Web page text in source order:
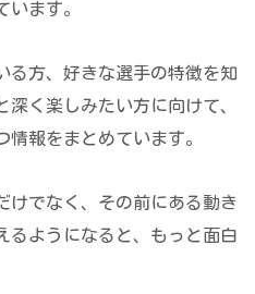
います。
る方、好きな選手の特徴を知
深く楽しみたい方に向けて、
報をまとめています。
けでなく、その前にある動き
るようになると、もっと面白